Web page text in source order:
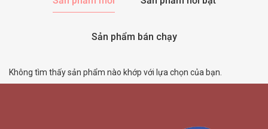
Sản phẩm bán chạy
Không tìm thấy sản phẩm nào khớp với lựa chọn của bạn.